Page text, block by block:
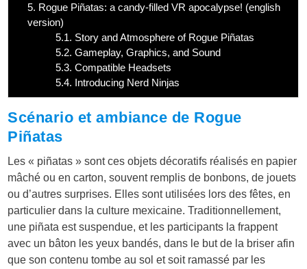
5. Rogue Piñatas: a candy-filled VR apocalypse! (english
version)
5.1. Story and Atmosphere of Rogue Piñatas
5.2. Gameplay, Graphics, and Sound
5.3. Compatible Headsets
5.4. Introducing Nerd Ninjas
Scénario et ambiance de Rogue
Piñatas
Les « piñatas » sont ces objets décoratifs réalisés en papier
mâché ou en carton, souvent remplis de bonbons, de jouets
ou d’autres surprises. Elles sont utilisées lors des fêtes, en
particulier dans la culture mexicaine. Traditionnellement,
une piñata est suspendue, et les participants la frappent
avec un bâton les yeux bandés, dans le but de la briser afin
que son contenu tombe au sol et soit ramassé par les